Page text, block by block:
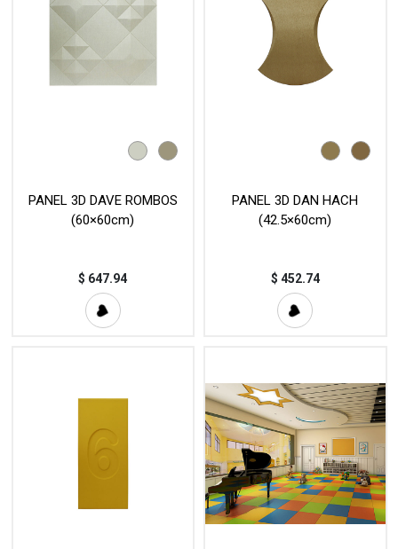
PANEL 3D DAVE ROMBOS
(60×60cm)
$ 647.94
PANEL 3D DAN HACH
(42.5×60cm)
$ 452.74